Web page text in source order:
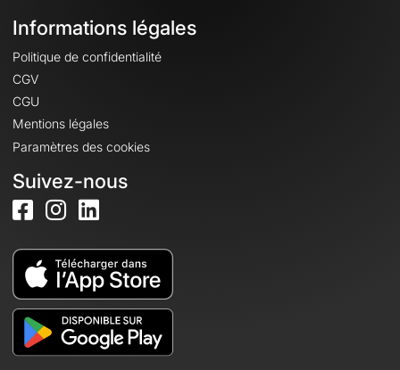
Informations légales
Politique de confidentialité
CGV
CGU
Mentions légales
Paramètres des cookies
Suivez-nous